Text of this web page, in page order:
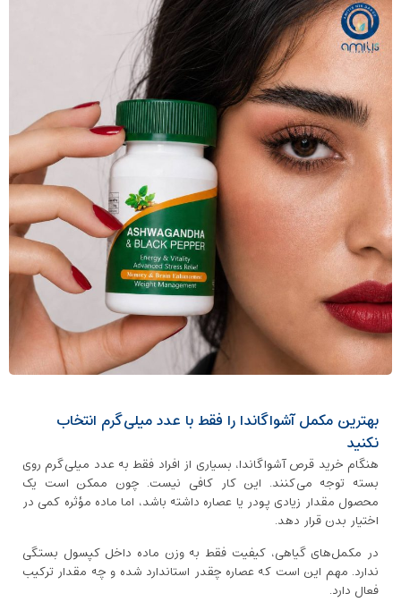
بهترین مکمل آشواگاندا را فقط با عدد میلی‌گرم انتخاب
نکنید
هنگام خرید قرص آشواگاندا، بسیاری از افراد فقط به عدد میلی‌گرم روی
بسته توجه می‌کنند. این کار کافی نیست. چون ممکن است یک
محصول مقدار زیادی پودر یا عصاره داشته باشد، اما ماده مؤثره کمی در
اختیار بدن قرار دهد.
در مکمل‌های گیاهی، کیفیت فقط به وزن ماده داخل کپسول بستگی
ندارد. مهم این است که عصاره چقدر استاندارد شده و چه مقدار ترکیب
فعال دارد.